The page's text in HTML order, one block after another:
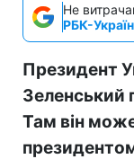
Не
РБК-
Президент
Зеленський
Там він